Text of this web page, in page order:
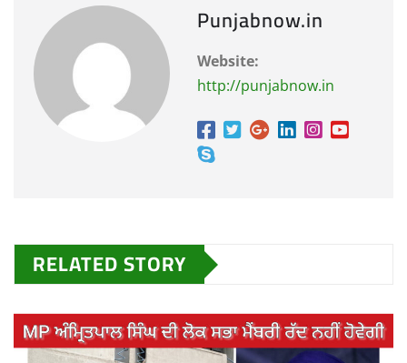
Punjabnow.in
Website:
http://punjabnow.in
RELATED STORY